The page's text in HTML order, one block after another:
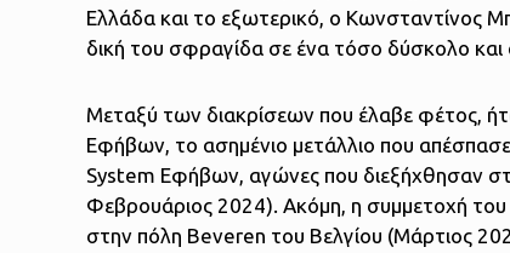
Ελλάδα και το εξωτερικό, ο Κωνσταντίνος
δική του σφραγίδα σε ένα τόσο δύσκολο και
Μεταξύ των διακρίσεων που έλαβε φέτος,
Εφήβων, το ασημένιο μετάλλιο που
System Εφήβων, αγώνες που διεξήχθησαν
Φεβρουάριος 2024). Ακόμη, η συμμετοχή
στην πόλη Beveren του Βελγίου (Μάρτιος